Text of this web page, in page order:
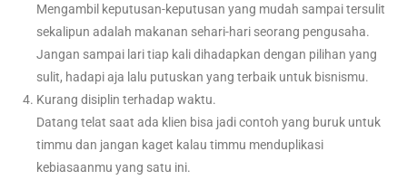
Mengambil keputusan-keputusan yang mudah sampai tersulit
sekalipun adalah makanan sehari-hari seorang pengusaha.
Jangan sampai lari tiap kali dihadapkan dengan pilihan yang
sulit, hadapi aja lalu putuskan yang terbaik untuk bisnismu.
Kurang disiplin terhadap waktu.
Datang telat saat ada klien bisa jadi contoh yang buruk untuk
timmu dan jangan kaget kalau timmu menduplikasi
kebiasaanmu yang satu ini.